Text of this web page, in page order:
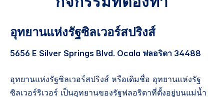
อุทยานแห่งรัฐซิลเวอร์สปริงส์
5656 E Silver Springs Blvd. Ocala ฟลอริดา 34488
อุทยานแห่งรัฐซิลเวอร์สปริงส์ หรือเดิมชื่อ อุทยานแห่งรัฐ
ซิลเวอร์ริเวอร์ เป็นอุทยานของรัฐฟลอริดาที่ตั้งอยู่บนแม่น้ำ